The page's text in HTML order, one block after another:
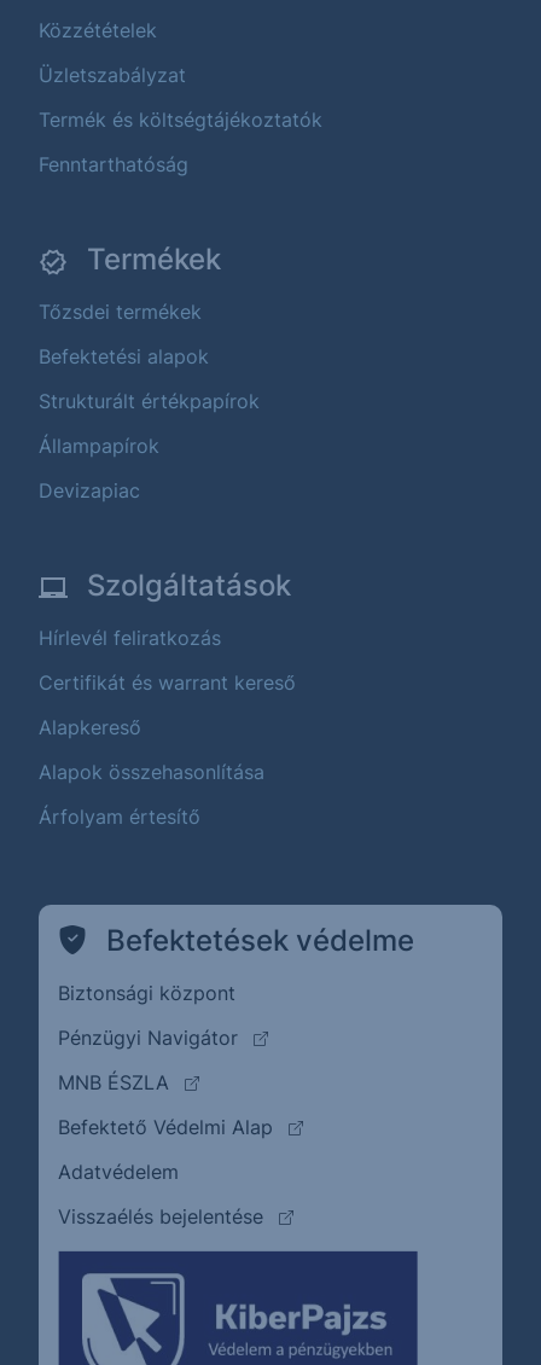
Közzétételek
Üzletszabályzat
Termék és költségtájékoztatók
Fenntarthatóság
Termékek
Tőzsdei termékek
Befektetési alapok
Strukturált értékpapírok
Állampapírok
Devizapiac
Szolgáltatások
Hírlevél feliratkozás
Certifikát és warrant kereső
Alapkereső
Alapok összehasonlítása
Árfolyam értesítő
Befektetések védelme
Biztonsági központ
Pénzügyi Navigátor
(külső oldalra ugrik)
MNB ÉSZLA
(külső oldalra ugrik)
Befektető Védelmi Alap
(külső oldalra ugrik)
Adatvédelem
Visszaélés bejelentése
(külső oldalra ugrik)